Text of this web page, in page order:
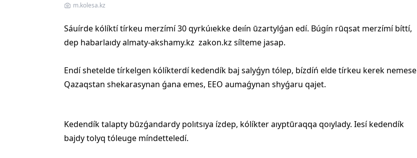
m.kolesa.kz
Sáuírde kólíktí tírkeu merzímí30 qyrkúıekkedeıín ūzartylǵan edí. Búgín rūqsat merzímí bíttí,
dep habarlaıdy almaty-akshamy.kz zakon.kz sílteme jasap.
Endí shetelde tírkelgen kólíkterdí kedendík baj salyǵyn tólep, bízdíń elde tírkeu kerek nemese
Qazaqstan shekarasynan ǵana emes, EEO aumaǵynan shyǵaru qajet.
Kedendík talapty būzǵandardy polıtsıya ízdep, kólíkter aıyptūraqqa qoıylady. Iesí kedendík
bajdy tolyq tóleuge míndetteledí.